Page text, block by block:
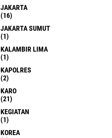
JAKARTA
(16)
JAKARTA SUMUT
(1)
KALAMBIR LIMA
(1)
KAPOLRES
(2)
KARO
(21)
KEGIATAN
(1)
KOREA